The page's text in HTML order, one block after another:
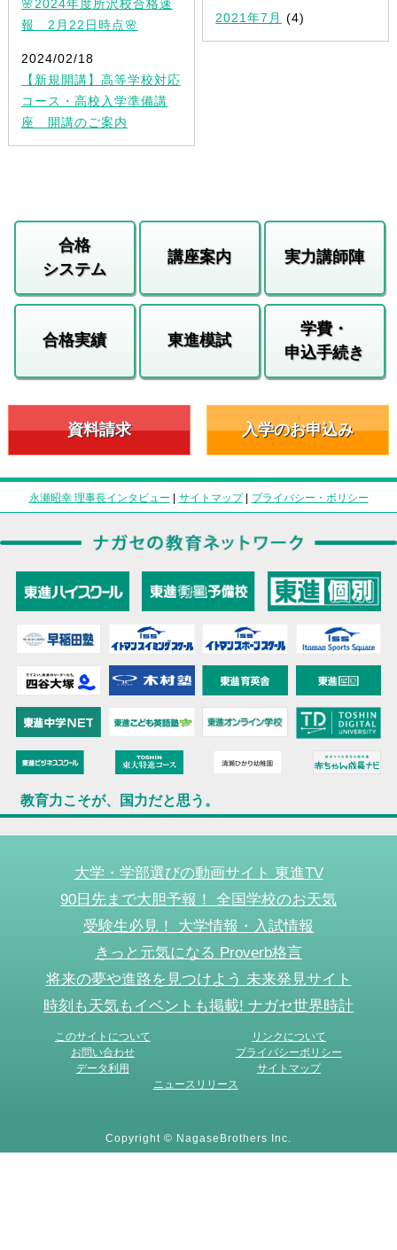
🌸2024年度所沢校合格速
報 2月22日時点🌸
2024/02/18
【新規開講】高等学校対応
コース・高校入学準備講
座 開講のご案内
2021年7月 (4)
合格
システム
講座案内 実力講師陣
合格実績 東進模試
学費・
申込手続き
資料請求 入学のお申込み
永瀬昭幸 理事長インタビュー | サイトマップ| プライバシー・ポリシー
教育力こそが、国力だと思う。
大学・学部選びの動画サイト 東進TV
90日先まで大胆予報！ 全国学校のお天気
受験生必見！ 大学情報・入試情報
きっと元気になる Proverb格言
将来の夢や進路を見つけよう 未来発見サイト
時刻も天気もイベントも掲載! ナガセ世界時計
このサイトについて
リンクについて
お問い合わせ
プライバシーポリシー
データ利用
サイトマップ
ニュースリリース
Copyright © NagaseBrothers Inc.